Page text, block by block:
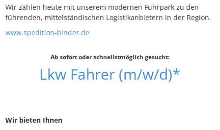
Wir zählen heute mit unserem modernen Fuhrpark zu den
führenden, mittelständischen Logistikanbietern in der Region.
www.spedition-binder.de
Ab sofort oder schnellstmöglich gesucht:
Lkw Fahrer (m/w/d)*
Wir bieten Ihnen